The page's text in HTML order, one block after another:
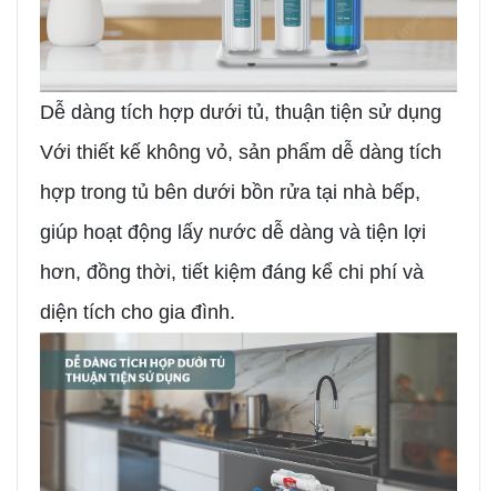
Dễ dàng tích hợp dưới tủ, thuận tiện sử dụng
Với thiết kế không vỏ, sản phẩm dễ dàng tích
hợp trong tủ bên dưới bồn rửa tại nhà bếp,
giúp hoạt động lấy nước dễ dàng và tiện lợi
hơn, đồng thời, tiết kiệm đáng kể chi phí và
diện tích cho gia đình.